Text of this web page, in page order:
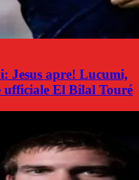
Jesus apre! Lucumi,
El Bilal Touré